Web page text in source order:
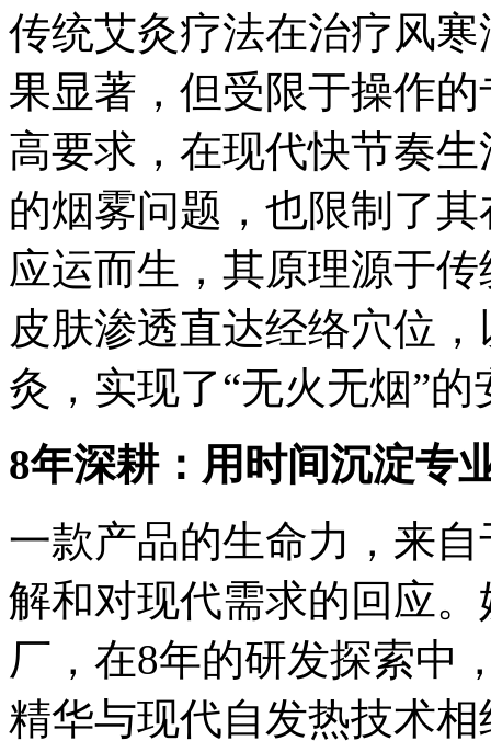
传统艾灸疗法在治疗风
果显著，但受限于操作
高要求，在现代快节奏
的烟雾问题，也限制了
应运而生，其原理源于
皮肤渗透直达经络穴位
灸，实现了“无火无烟”
8年深耕：用时间沉淀专
一款产品的生命力，来
解和对现代需求的回应
厂，在8年的研发探索中
精华与现代自发热技术